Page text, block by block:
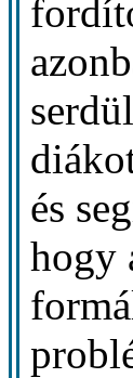
és
hogy